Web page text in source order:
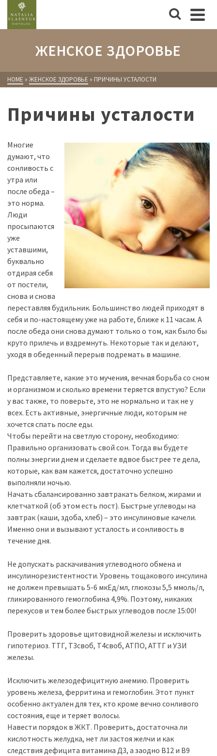
ЖЕНСКОЕ ЗДОРОВЬЕ
HOME » ЖЕНСКОЕ ЗДОРОВЬЕ » ПРИЧИНЫ УСТАЛОСТИ
Причины усталости
Многие
думают, что
сонливость с
утра или
после обеда –
это норма.
Люди
просыпаются
уже
уставшими,
буквально
отдирая себя
от постели,
снова и снова
переставляя будильник. Большинство людей приходят в
себя и по-настоящему уже на работе, ближе к 11 часам. А
после обеда они снова думают только о том, как было бы
круто прилечь и вздремнуть. Некоторые так и делают,
уходя в обеденный перерыв подремать в машине.
Представляете, какие это мучения, вечная борьба со сном
и организмом и сколько времени теряется впустую? Если
у вас также, то поверьте, это не нормально и так не у
всех. Есть активные, энергичные люди, которым не
хочется спать после еды. ⠀
Чтобы перейти на светлую сторону, необходимо: ⠀
Правильно организовать свой сон. Тогда вы будете
полны энергии днем и сделаете вдвое быстрее те дела,
которые, как вам кажется, достаточно успешно
выполняли ночью. ⠀
Начать сбалансированно завтракать белком, жирами и
клетчаткой (об этом есть пост). Быстрые углеводы на
завтрак (каши, здоба, хлеб) – это инсулиновые качели.
Именно они и вызывают усталость и сонливость в
течение дня. ⠀
Не допускать раскачивания углеводного обмена и
инсулинорезистентности. Уровень тощакового инсулина
не должен превышать 5-6 мкЕд/мл, глюкозы 5,5 ммоль/л,
гликированного гемоглобина 4,9%. Поэтому, никаких
перекусов и тем более быстрых углеводов после 15:00!
Проверить здоровье щитовидной железы и исключить
гипотериоз. ТТГ, Т3своб, Т4своб, АТПО, АТТГ и УЗИ
железы.
Исключить железодефицитную анемию. Проверить
уровень железа, ферритина и гемоглобин. Этот пункт
особенно актуален для тех, кто кроме вечно сонливого
состояния, еще и теряет волосы. ⠀
Навести порядок в ЖКТ. Проверить, достаточна ли
кислотность желудка, нет ли застоя желчи и как
следствия дефицита витамина Д3, а заодно В12 и В9